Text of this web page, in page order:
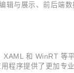
与展示、前后端
和 WinRT 等
程序提供了更加